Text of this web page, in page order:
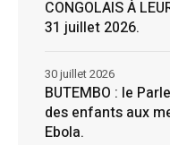
CONGOLAIS À
31 juillet 2026.
BUTEMBO : le
des enfants aux
Ebola.
30 juillet 2026